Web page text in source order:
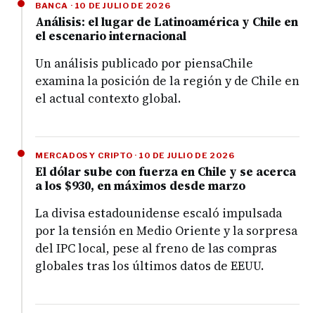
BANCA · 10 DE JULIO DE 2026
Análisis: el lugar de Latinoamérica y Chile en
el escenario internacional
Un análisis publicado por piensaChile
examina la posición de la región y de Chile en
el actual contexto global.
MERCADOS Y CRIPTO · 10 DE JULIO DE 2026
El dólar sube con fuerza en Chile y se acerca
a los $930, en máximos desde marzo
La divisa estadounidense escaló impulsada
por la tensión en Medio Oriente y la sorpresa
del IPC local, pese al freno de las compras
globales tras los últimos datos de EEUU.